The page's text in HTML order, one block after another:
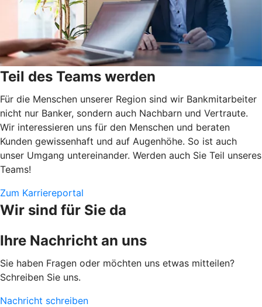
Teil des Teams werden
Für die Menschen unserer Region sind wir Bankmitarbeiter
nicht nur Banker, sondern auch Nachbarn und Vertraute.
Wir interessieren uns für den Menschen und beraten
Kunden gewissenhaft und auf Augenhöhe. So ist auch
unser Umgang untereinander. Werden auch Sie Teil unseres
Teams!
Zum Karriereportal
Wir sind für Sie da
Ihre Nachricht an uns
Sie haben Fragen oder möchten uns etwas mitteilen?
Schreiben Sie uns.
Nachricht schreiben